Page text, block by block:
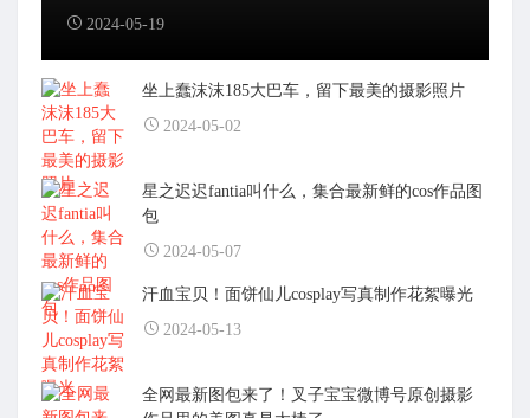
2024-05-19
坐上蠢沫沫185大巴车，留下最美的摄影照片
2024-05-02
星之迟迟fantia叫什么，集合最新鲜的cos作品图
包
2024-05-07
汗血宝贝！面饼仙儿cosplay写真制作花絮曝光
2024-05-13
全网最新图包来了！叉子宝宝微博号原创摄影